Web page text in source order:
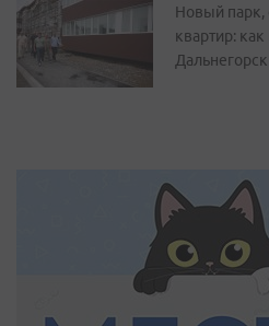
Новый парк,
квартир:
Дальнегорск